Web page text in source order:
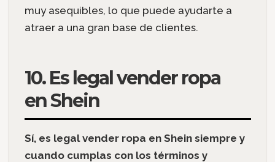
muy asequibles, lo que puede ayudarte a
atraer a una gran base de clientes.
10. Es legal vender ropa
en Shein
Sí, es legal vender ropa en Shein siempre y
cuando cumplas con los términos y